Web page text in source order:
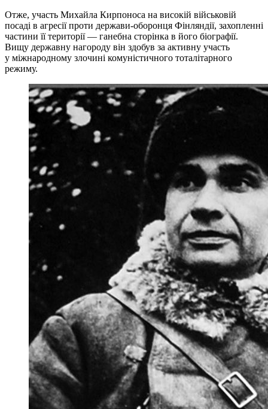
Отже, участь Михайла Кирпоноса на високій військовій
посаді в агресії проти держави-оборонця Фінляндії, захопленні
частини її території — ганебна сторінка в його біографії.
Вищу державну нагороду він здобув за активну участь
у міжнародному злочині комуністичного тоталітарного
режиму.